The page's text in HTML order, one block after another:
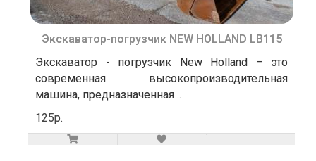
Экскаватор-погрузчик NEW HOLLAND LB115
Экскаватор - погрузчик New Holland – это
современная высокопроизводительная
машина, предназначенная ..
125р.